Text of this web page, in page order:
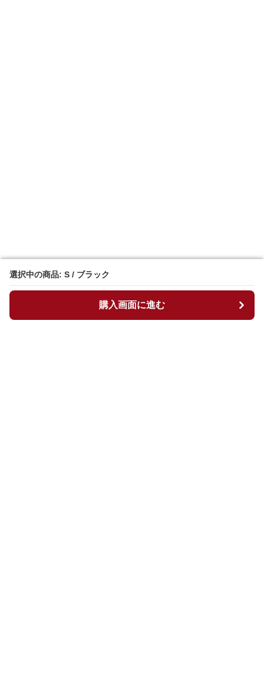
選択中の商品: S / ブラック
購入画面に進む
選択中の商品: S / ブラック
購入画面に進む